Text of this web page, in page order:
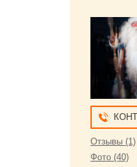
Отзывы (1)
Фото (40)